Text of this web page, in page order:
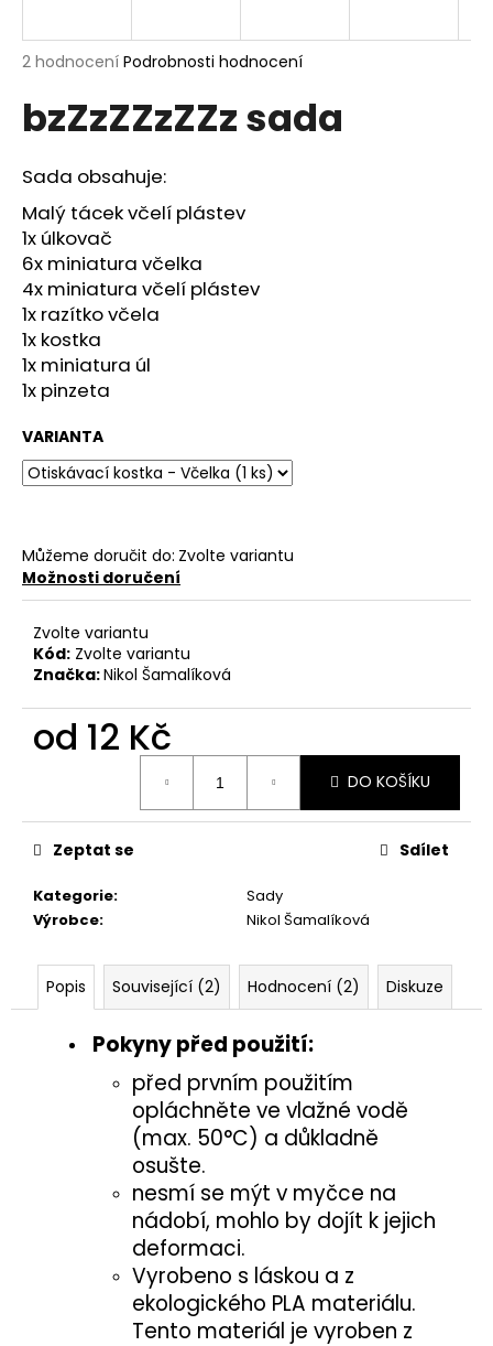
Průměrné
produktu
je
z
5
hvězdiček.
2 hodnocení Podrobnosti hodnocení
bzZzZZzZZz sada
Sada obsahuje:
Malý tácek včelí plástev
1x úlkovač
6x miniatura včelka
4x miniatura včelí plástev
1x razítko včela
1x kostka
1x miniatura úl
1x pinzeta
VARIANTA
Můžeme doručit do: Zvolte variantu
Možnosti doručení
Zvolte variantu
Kód: Zvolte variantu
Značka:Nikol Šamalíková
od 12 Kč
DO KOŠÍKU
Kategorie:
Sady
Výrobce: Nikol Šamalíková
Zeptat se Sdílet
Popis Související (2) Hodnocení (2) Diskuze
Pokyny před použití:
před prvním použitím
opláchněte ve vlažné vodě
(max. 50°C) a důkladně
osušte.
nesmí se mýt v myčce na
nádobí, mohlo by dojít k jejich
deformaci.
Vyrobeno s láskou a z
ekologického PLA materiálu.
Tento materiál je vyroben z
j
t
?
HLEDAT
D
o
p
o
r
u
j
e
m
VČELÍ
ÚL
12
Kč